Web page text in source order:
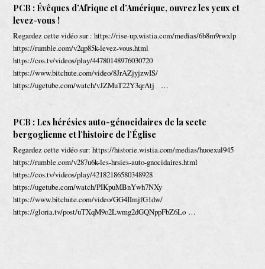
PCB : Évêques d’Afrique et d’Amérique, ouvrez les yeux et
levez-vous !
Regardez cette vidéo sur : https://rise-up.wistia.com/medias/6b8m9rwxlp
https://rumble.com/v2qp85k-levez-vous.html
https://cos.tv/videos/play/44780148976030720
https://www.bitchute.com/video/8JrAZjyjzwIS/
https://ugetube.com/watch/vJZMuT22Y3qrAtj …
PCB : Les hérésies auto-génocidaires de la secte
bergoglienne et l’histoire de l’Église
Regardez cette vidéo sur: https://historie.wistia.com/medias/huoexul945
https://rumble.com/v287u6k-les-hrsies-auto-gnocidaires.html
https://cos.tv/videos/play/42182186580348928
https://ugetube.com/watch/PIKpuMBnYwh7NXy
https://www.bitchute.com/video/GG4IImjfG1dw/
https://gloria.tv/post/uTXqM9o2Lwmg2dGQNppFbZ6Lo …